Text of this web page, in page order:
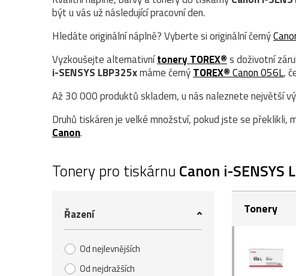
být u vás už následující pracovní den.
Hledáte originální náplně? Vyberte si originální černý
Vyzkoušejte alternativnítonery TOREX®s doživotní
i-SENSYS LBP325xmáme černýTOREX®Canon 056L,
Až 30 000 produktů skladem, u nás naleznete největší
Druhů tiskáren je velké množství, pokud jste se překlikli,
Canon.
Tonery pro tiskárnu Canon i-SENSYS
Řazení
Od nejlevnějších
Od nejdražších
Tonery